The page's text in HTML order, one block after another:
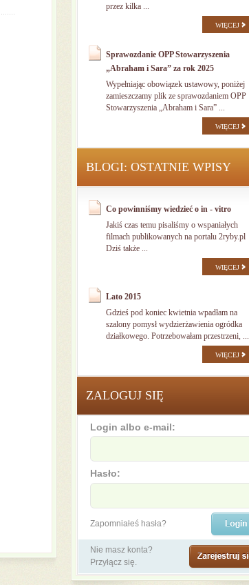
przez kilka ...
WIĘCEJ
Sprawozdanie OPP Stowarzyszenia
„Abraham i Sara” za rok 2025
Wypełniając obowiązek ustawowy, poniżej
zamieszczamy plik ze sprawozdaniem OPP
Stowarzyszenia „Abraham i Sara” ...
WIĘCEJ
BLOGI: OSTATNIE WPISY
Co powinniśmy wiedzieć o in - vitro
Jakiś czas temu pisaliśmy o wspaniałych
filmach publikowanych na portalu 2ryby.pl
Dziś także ...
WIĘCEJ
Lato 2015
Gdzieś pod koniec kwietnia wpadłam na
szalony pomysł wydzierżawienia ogródka
działkowego. Potrzebowałam przestrzeni, ...
WIĘCEJ
ZALOGUJ SIĘ
Login albo e-mail:
Hasło:
Zapomniałeś hasła?
Nie masz konta?
Przyłącz się.